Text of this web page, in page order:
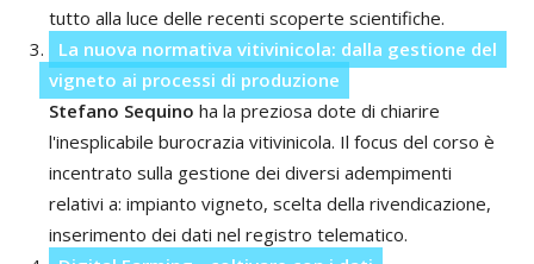
tutto alla luce delle recenti scoperte scientifiche.
La nuova normativa vitivinicola: dalla gestione del
vigneto ai processi di produzione
Stefano Sequino ha la preziosa dote di chiarire
l'inesplicabile burocrazia vitivinicola. Il focus del corso è
incentrato sulla gestione dei diversi adempimenti
relativi a: impianto vigneto, scelta della rivendicazione,
inserimento dei dati nel registro telematico.